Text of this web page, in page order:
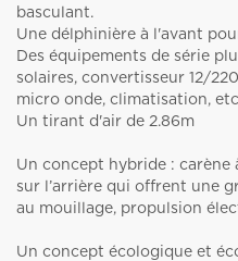
basculant.
Une délphinière à l'avant
Des équipements de série
solaires, convertisseur 12/
micro onde, climatisation,
Un tirant d'air de 2.86m
Un concept hybride : carène
sur l’arrière qui offrent une
au mouillage, propulsion
Un concept écologique et